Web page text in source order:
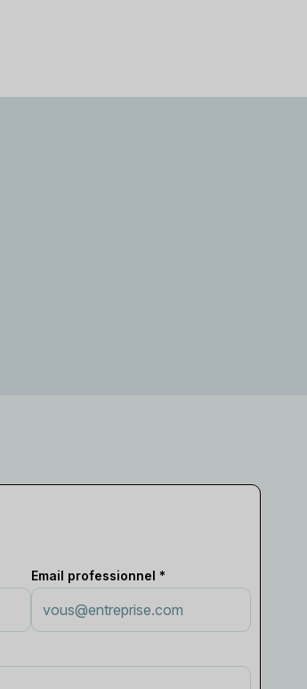
Email professionnel *